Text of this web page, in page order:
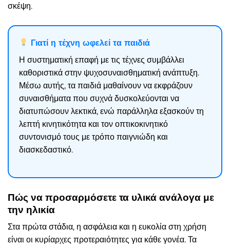
σκέψη.
Γιατί η τέχνη ωφελεί τα παιδιά
Η συστηματική επαφή με τις τέχνες συμβάλλει
καθοριστικά στην ψυχοσυναισθηματική ανάπτυξη.
Μέσω αυτής, τα παιδιά μαθαίνουν να εκφράζουν
συναισθήματα που συχνά δυσκολεύονται να
διατυπώσουν λεκτικά, ενώ παράλληλα εξασκούν τη
λεπτή κινητικότητα και τον οπτικοκινητικό
συντονισμό τους με τρόπο παιγνιώδη και
διασκεδαστικό.
Πώς να προσαρμόσετε τα υλικά ανάλογα με
την ηλικία
Στα πρώτα στάδια, η ασφάλεια και η ευκολία στη χρήση
είναι οι κυρίαρχες προτεραιότητες για κάθε γονέα. Τα